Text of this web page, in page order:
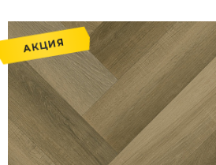
АКЦИЯ